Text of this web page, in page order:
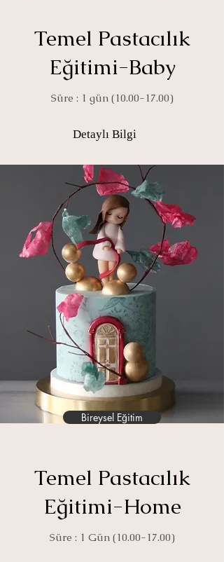
Temel Pastacılık
Eğitimi-Baby
Süre : 1 gün (10.00-17.00)
Detaylı Bilgi
Bireysel Eğitim
Temel Pastacılık
Eğitimi-Home
Süre : 1 Gün (10.00-17.00)